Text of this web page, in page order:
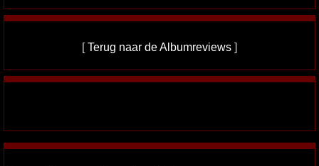
[Terug naar de Albumreviews ]